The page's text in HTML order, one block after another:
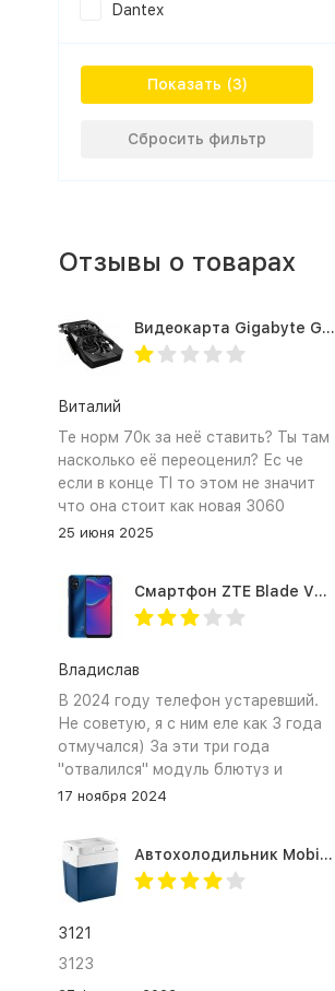
Dantex
Показать
Сбросить фильтр
Отзывы о товарах
Видеокарта Gigabyte GTX1660TI 6GB (GV-N166TOC-6GD 1.0A)
Виталий
Те норм 70к за неё ставить? Ты там
насколько её переоценил? Ес че
если в конце TI то этом не значит
что она стоит как новая 3060
25 июня 2025
Смартфон ZTE Blade V2020 Smart 64 Гб синий
Владислав
В 2024 году телефон устаревший.
Не советую, я с ним еле как 3 года
отмучался) За эти три года
"отвалился" модуль блютуз и
сканер отпечатка пальца
17 ноября 2024
Автохолодильник Mobicool MV26 AC/DC
3121
3123